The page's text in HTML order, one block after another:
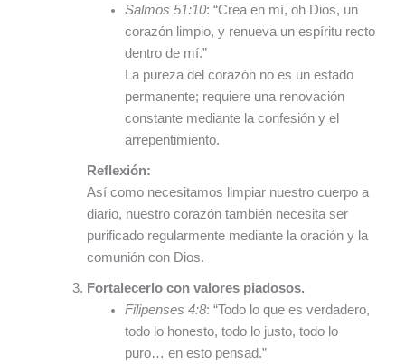
Salmos 51:10: “Crea en mí, oh Dios, un
corazón limpio, y renueva un espíritu recto
dentro de mí.”
La pureza del corazón no es un estado
permanente; requiere una renovación
constante mediante la confesión y el
arrepentimiento.
Reflexión:
Así como necesitamos limpiar nuestro cuerpo a
diario, nuestro corazón también necesita ser
purificado regularmente mediante la oración y la
comunión con Dios.
Fortalecerlo con valores piadosos.
Filipenses 4:8: “Todo lo que es verdadero,
todo lo honesto, todo lo justo, todo lo
puro… en esto pensad.”